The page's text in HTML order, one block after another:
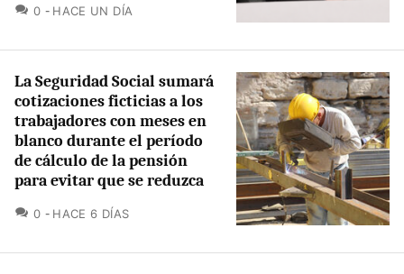
0 COMENTARIOS
HACE UN DÍA
La Seguridad Social sumará
cotizaciones ficticias a los
trabajadores con meses en
blanco durante el período
de cálculo de la pensión
para evitar que se reduzca
0 COMENTARIOS
HACE 6 DÍAS